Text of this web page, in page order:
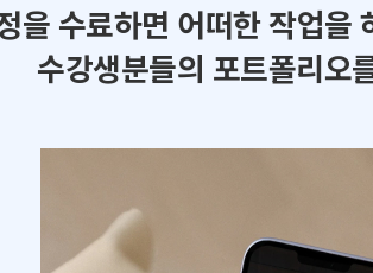
을 수료하면 어떠한 작업을
수강생분들의 포트폴리오